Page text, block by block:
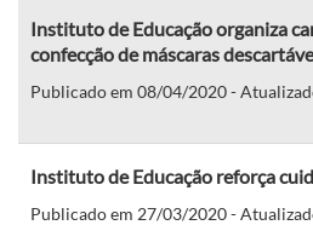
Instituto de Educação organiza
confecção de máscaras
Publicado em 08/04/2020 -
Instituto de Educação reforça
Publicado em 27/03/2020 -